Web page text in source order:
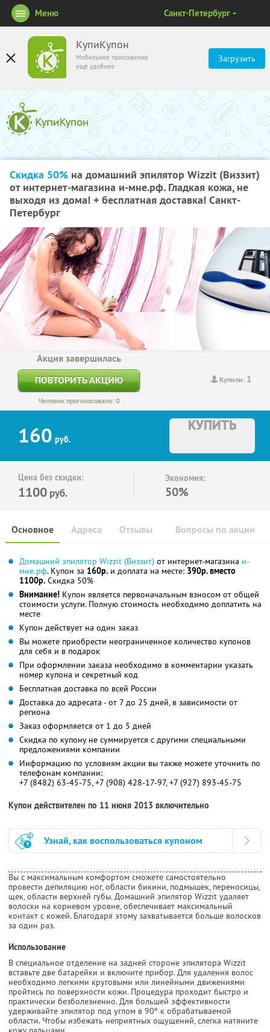
КупиКупон
Мобильное приложение
ещё удобнее
Загрузить
Меню Санкт-Петербург
Скидка 50% на домашний эпилятор Wizzit (Виззит)
от интернет-магазина и-мне.рф. Гладкая кожа, не
выходя из дома! + бесплатная доставка! Санкт-
Петербург
Купили: 1
Акция завершилась
ПОВТОРИТЬ АКЦИЮ
Человек проголосовало: 0
160 руб.
КУПИТЬ
Цена без скидки:
1100 руб.
Экономия:
50%
Основное Отзывы Вопросы по акции
Адреса
Домашний эпилятор Wizzit (Виззит) от интернет-магазина и-
мне.рф. Купон за 160р. и доплата на месте: 390р. вместо
1100р. Скидка 50%
Внимание! Купон является первоначальным взносом от общей
стоимости услуги. Полную стоимость необходимо доплатить на
месте
Купон действует на один заказ
Вы можете приобрести неограниченное количество купонов
для себя и в подарок
При оформлении заказа необходимо в комментарии указать
номер купона и секретный код
Бесплатная доставка по всей России
Доставка до адресата - от 7 до 25 дней, в зависимости от
региона
Заказ оформляется от 1 до 5 дней
Скидка по купону не суммируется с другими специальными
предложениями компании
Информацию по условиям акции вы также можете уточнить по
телефонам компании:
+7 (8482) 63-45-75, +7 (908) 428-17-97, +7 (927) 893-45-75
Купон действителен по 11 июня 2013 включительно
Узнай, как воспользоваться купоном
Вы с максимальным комфортом сможете самостоятельно
провести депиляцию ног, области бикини, подмышек, переносицы,
щек, области верхней губы. Домашний эпилятор Wizzit удаляет
волоски на корневом уровне, обеспечивает максимальный
контакт с кожей. Благодаря этому захватывается больше волосков
за один раз.
Использование
В специальное отделение на задней стороне эпилятора Wizzit
вставьте две батарейки и включите прибор. Для удаления волос
необходимо легкими круговыми или линейными движениями
пройтись по поверхности кожи. Процедура проходит быстро и
практически безболезненно. Для большей эффективности
удерживайте эпилятор под углом в 90º к обрабатываемой
области. Чтобы избежать неприятных ощущений, слегка натяните